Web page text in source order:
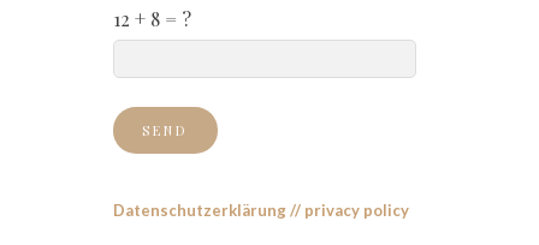
12 + 8 = ?
Datenschutzerklärung // privacy policy